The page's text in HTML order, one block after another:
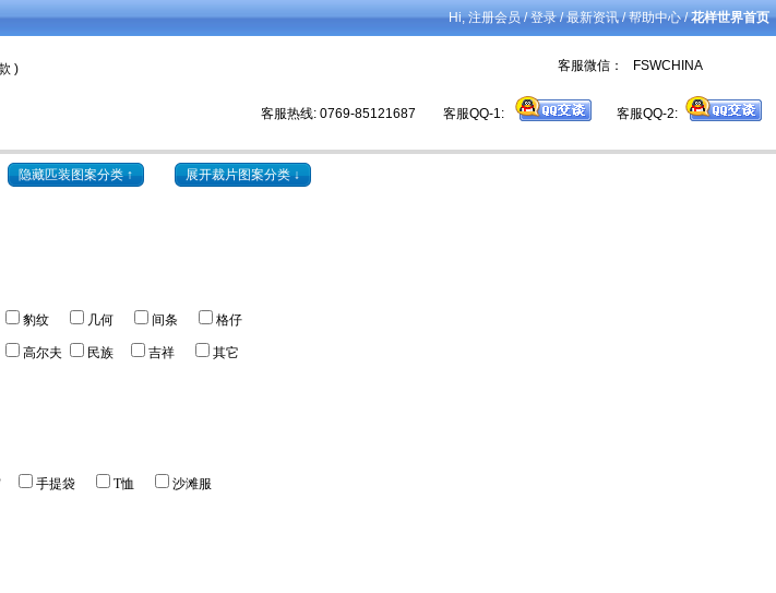
Hi,注册会员/登录/最新资讯/帮助中心/花样世界首页
) 客服微信： FSWCHINA
客服热线: 0769-85121687 客服QQ-1: 客服QQ-2:
隐藏匹装图案分类 ↑ 展开裁片图案分类 ↓
豹纹 几何 间条 格仔
高尔夫 民族 吉祥 其它
手提袋 T恤 沙滩服